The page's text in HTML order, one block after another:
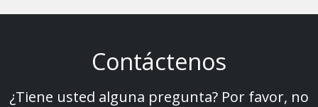
Contáctenos
¿Tiene usted alguna pregunta? Por favor, no